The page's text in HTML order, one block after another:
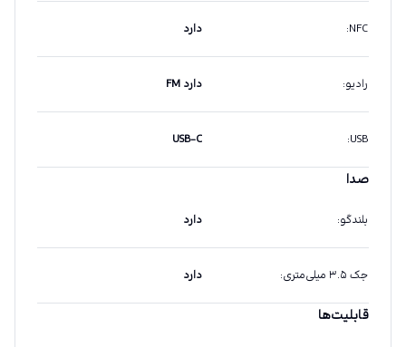
NFC
: دارد
رادیو: دارد FM
USB
:
USB-C
صدا
بلندگو: دارد
جک ۳.۵ میلی‌متری : دارد
قابلیت‌ها